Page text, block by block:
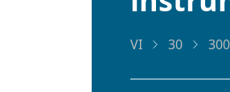
VI 30